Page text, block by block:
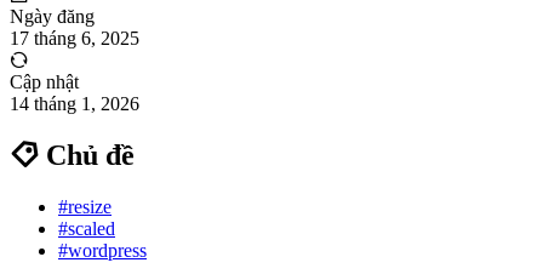
Ngày đăng
17 tháng 6, 2025
Cập nhật
14 tháng 1, 2026
Chủ đề
#resize
#scaled
#wordpress